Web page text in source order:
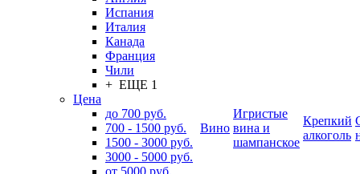
Испания
Италия
Канада
Франция
Чили
+ ЕЩЕ 1
Цена
до 700 руб.
700 - 1500 руб.
1500 - 3000 руб.
3000 - 5000 руб.
от 5000 руб.
Вино
Игристые
вина и
шампанское
Крепкий
алкоголь